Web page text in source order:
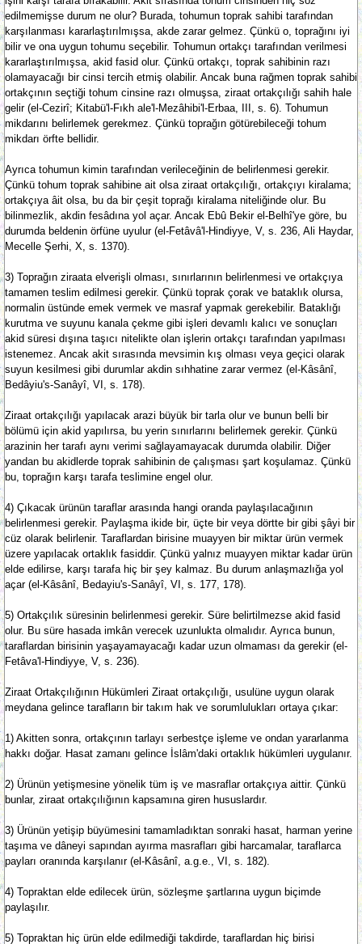
edilmemişse durum ne olur? Burada, tohumun toprak sahibi tarafından
karşılanması kararlaştırılmışsa, akde zarar gelmez. Çünkü o, toprağını iyi
bilir ve ona uygun tohumu seçebilir. Tohumun ortakçı tarafından verilmesi
kararlaştırılmışsa, akid fasid olur. Çünkü ortakçı, toprak sahibinin razı
olamayacağı bir cinsi tercih etmiş olabilir. Ancak buna rağmen toprak sahibi
ortakçının seçtiği tohum cinsine razı olmuşsa, ziraat ortakçılığı sahih hale
gelir (el-Cezirî; Kitabü'l-Fıkh ale'l-Mezâhibi'l-Erbaa, III, s. 6). Tohumun
mikdarını belirlemek gerekmez. Çünkü toprağın götürebileceği tohum
mikdarı örfte bellidir.
Ayrıca tohumun kimin tarafından verileceğinin de belirlenmesi gerekir.
Çünkü tohum toprak sahibine ait olsa ziraat ortakçılığı, ortakçıyı kiralama;
ortakçıya âit olsa, bu da bir çeşit toprağı kiralama niteliğinde olur. Bu
bilinmezlik, akdin fesâdına yol açar. Ancak Ebû Bekir el-Belhî'ye göre, bu
durumda beldenin örfüne uyulur (el-Fetâvâ'l-Hindiyye, V, s. 236, Ali Haydar,
Mecelle Şerhi, X, s. 1370).
3) Toprağın ziraata elverişli olması, sınırlarının belirlenmesi ve ortakçıya
tamamen teslim edilmesi gerekir. Çünkü toprak çorak ve bataklık olursa,
normalin üstünde emek vermek ve masraf yapmak gerekebilir. Bataklığı
kurutma ve suyunu kanala çekme gibi işleri devamlı kalıcı ve sonuçları
akid süresi dışına taşıcı nitelikte olan işlerin ortakçı tarafından yapılması
istenemez. Ancak akit sırasında mevsimin kış olması veya geçici olarak
suyun kesilmesi gibi durumlar akdin sıhhatine zarar vermez (el-Kâsânî,
Bedâyiu's-Sanâyî, VI, s. 178).
Ziraat ortakçılığı yapılacak arazi büyük bir tarla olur ve bunun belli bir
bölümü için akid yapılırsa, bu yerin sınırlarını belirlemek gerekir. Çünkü
arazinin her tarafı aynı verimi sağlayamayacak durumda olabilir. Diğer
yandan bu akidlerde toprak sahibinin de çalışması şart koşulamaz. Çünkü
bu, toprağın karşı tarafa teslimine engel olur.
4) Çıkacak ürünün taraflar arasında hangi oranda paylaşılacağının
belirlenmesi gerekir. Paylaşma ikide bir, üçte bir veya dörtte bir gibi şâyi bir
cüz olarak belirlenir. Taraflardan birisine muayyen bir miktar ürün vermek
üzere yapılacak ortaklık fasiddir. Çünkü yalnız muayyen miktar kadar ürün
elde edilirse, karşı tarafa hiç bir şey kalmaz. Bu durum anlaşmazlığa yol
açar (el-Kâsânî, Bedayiu's-Sanâyî, VI, s. 177, 178).
5) Ortakçılık süresinin belirlenmesi gerekir. Süre belirtilmezse akid fasid
olur. Bu süre hasada imkân verecek uzunlukta olmalıdır. Ayrıca bunun,
taraflardan birisinin yaşayamayacağı kadar uzun olmaması da gerekir (el-
Fetâva'l-Hindiyye, V, s. 236).
Ziraat Ortakçılığının Hükümleri Ziraat ortakçılığı, usulüne uygun olarak
meydana gelince tarafların bir takım hak ve sorumlulukları ortaya çıkar:
1) Akitten sonra, ortakçının tarlayı serbestçe işleme ve ondan yararlanma
hakkı doğar. Hasat zamanı gelince İslâm'daki ortaklık hükümleri uygulanır.
2) Ürünün yetişmesine yönelik tüm iş ve masraflar ortakçıya aittir. Çünkü
bunlar, ziraat ortakçılığının kapsamına giren hususlardır.
3) Ürünün yetişip büyümesini tamamladıktan sonraki hasat, harman yerine
taşıma ve dâneyi sapından ayırma masrafları gibi harcamalar, taraflarca
payları oranında karşılanır (el-Kâsânî, a.g.e., VI, s. 182).
4) Topraktan elde edilecek ürün, sözleşme şartlarına uygun biçimde
paylaşılır.
5) Topraktan hiç ürün elde edilmediği takdirde, taraflardan hiç birisi